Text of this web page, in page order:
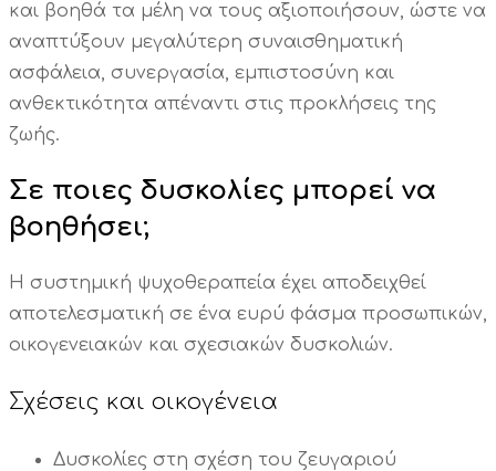
και βοηθά τα μέλη να τους αξιοποιήσουν, ώστε να
αναπτύξουν μεγαλύτερη συναισθηματική
ασφάλεια, συνεργασία, εμπιστοσύνη και
ανθεκτικότητα απέναντι στις προκλήσεις της
ζωής.
Σε ποιες δυσκολίες μπορεί να
βοηθήσει;
Η συστημική ψυχοθεραπεία έχει αποδειχθεί
αποτελεσματική σε ένα ευρύ φάσμα προσωπικών,
οικογενειακών και σχεσιακών δυσκολιών.
Σχέσεις και οικογένεια
Δυσκολίες στη σχέση του ζευγαριού